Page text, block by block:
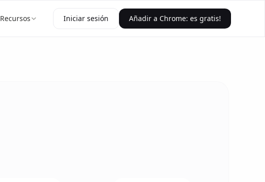
Recursos Iniciar sesión Añadir a Chrome: es gratis!